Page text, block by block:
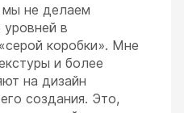
не делаем
в
коробки». Мне
и более
на дизайн
создания. Это,